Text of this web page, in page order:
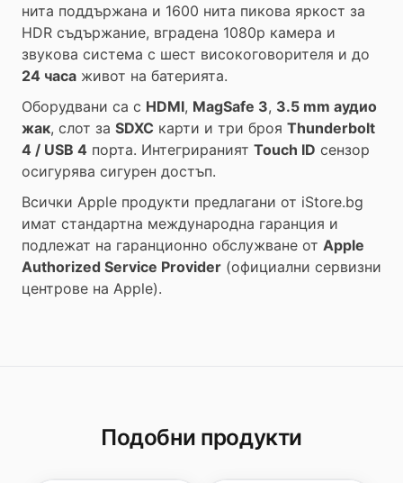
нита поддържана и 1600 нита пикова яркост за
HDR съдържание, вградена 1080p камера и
звукова система с шест високоговорителя и до
24 часа живот на батерията.
Оборудвани са с HDMI, MagSafe 3, 3.5 mm аудио
жак, слот за SDXC карти и три броя Thunderbolt
4 / USB 4 порта. Интегрираният Touch ID сензор
осигурява сигурен достъп.
Всички Apple продукти предлагани от iStore.bg
имат стандартна международна гаранция и
подлежат на гаранционно обслужване от Apple
Authorized Service Provider (официални сервизни
центрове на Apple).
Подобни продукти